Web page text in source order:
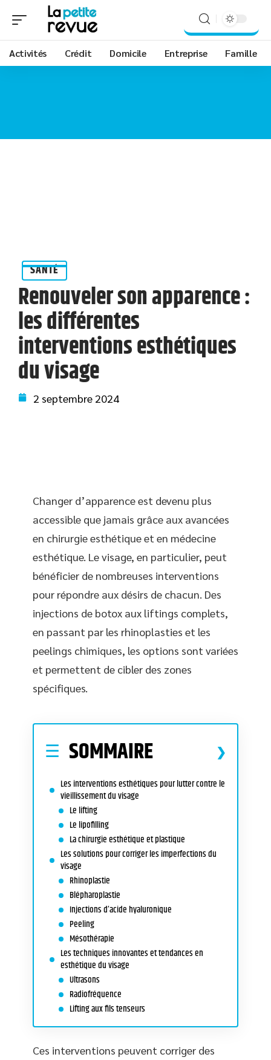
Activités Crédit Domicile Entreprise Famille
SANTÉ
Renouveler son apparence :
les différentes
interventions esthétiques
du visage
2 septembre 2024
Changer d’apparence est devenu plus
accessible que jamais grâce aux avancées
en chirurgie esthétique et en médecine
esthétique. Le visage, en particulier, peut
bénéficier de nombreuses interventions
pour répondre aux désirs de chacun. Des
injections de botox aux liftings complets,
en passant par les rhinoplasties et les
peelings chimiques, les options sont variées
et permettent de cibler des zones
spécifiques.
SOMMAIRE
Les interventions esthétiques pour lutter contre le
vieillissement du visage
Le lifting
Le lipofilling
La chirurgie esthétique et plastique
Les solutions pour corriger les imperfections du
visage
Rhinoplastie
Blépharoplastie
Injections d’acide hyaluronique
Peeling
Mésothérapie
Les techniques innovantes et tendances en
esthétique du visage
Ultrasons
Radiofréquence
Lifting aux fils tenseurs
Ces interventions peuvent corriger des